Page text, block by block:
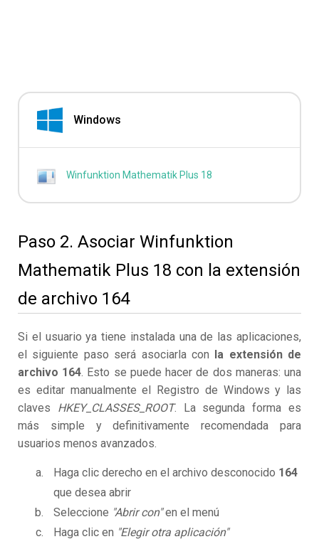
Windows
Winfunktion Mathematik Plus 18
Paso 2. Asociar Winfunktion
Mathematik Plus 18 con la extensión
de archivo 164
Si el usuario ya tiene instalada una de las aplicaciones,
el siguiente paso será asociarla con la extensión de
archivo 164. Esto se puede hacer de dos maneras: una
es editar manualmente el Registro de Windows y las
claves HKEY_CLASSES_ROOT. La segunda forma es
más simple y definitivamente recomendada para
usuarios menos avanzados.
Haga clic derecho en el archivo desconocido 164
que desea abrir
Seleccione "Abrir con"en el menú
Haga clic en "Elegir otra aplicación"